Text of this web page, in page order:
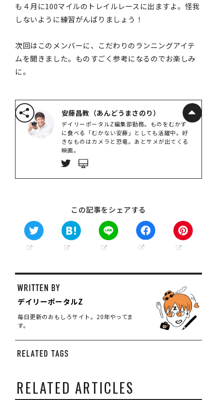
も４月に100マイルのトレイルレースに出ますよ。怪我
しないように練習がんばりましょう！
次回はこのメンバーに、こだわりのランニングアイテ
ムを聞きました。ものすごく参考になるのでお楽しみ
に。
安藤昌教（あんどうまさのり）
デイリーポータルZ編集部勤務。ものをむかず
に食べる「むかない安藤」としても活躍中。好
きなものはカメラと恐竜。あとサメが出てくる
映画。
この記事をシェアする
デイリーポータルZ
毎日更新のおもしろサイト。20年やってま
す。
RELATED ARTICLES